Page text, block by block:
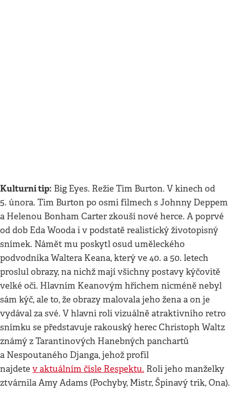
Kulturní tip: Big Eyes. Režie Tim Burton. V kinech od
5. února. Tim Burton po osmi filmech s Johnny Deppem
a Helenou Bonham Carter zkouší nové herce. A poprvé
od dob Eda Wooda i v podstatě realistický životopisný
snímek. Námět mu poskytl osud uměleckého
podvodníka Waltera Keana, který ve 40. a 50. letech
proslul obrazy, na nichž mají všichny postavy kýčovitě
velké oči. Hlavním Keanovým hříchem nicméně nebyl
sám kýč, ale to, že obrazy malovala jeho žena a on je
vydával za své. V hlavni roli vizuálně atraktivního retro
snímku se představuje rakouský herec Christoph Waltz
známý z Tarantinových Hanebných panchartů
a Nespoutaného Djanga, jehož profil
najdete v aktuálním čísle Respektu. Roli jeho manželky
ztvárnila Amy Adams (Pochyby, Mistr, Špinavý trik, Ona).